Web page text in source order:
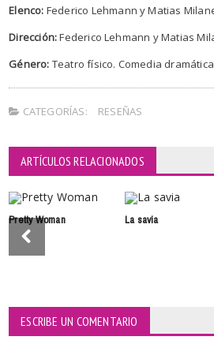
Elenco: Federico Lehmann y Matias
Dirección:Federico Lehmann y Matias
Género: Teatro físico. Comedia dramática
CATEGORÍAS: RESEÑAS
ARTÍCULOS RELACIONADOS
Pretty Woman La savia
ESCRIBE UN COMENTARIO